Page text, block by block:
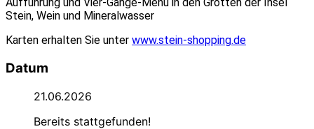
Aufführung und Vier-Gänge-Menü in den Grotten der Insel
Stein, Wein und Mineralwasser
Karten erhalten Sie unter www.stein-shopping.de
Datum
21.06.2026
Bereits stattgefunden!